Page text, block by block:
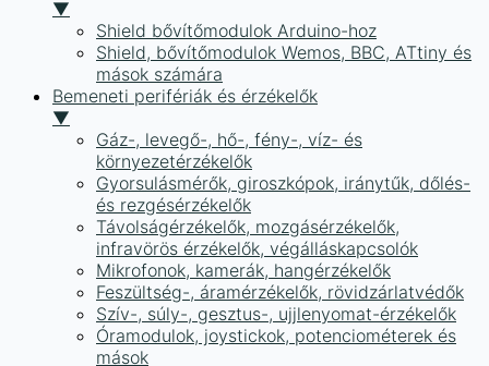
▼
Shield bővítőmodulok Arduino-hoz
Shield, bővítőmodulok Wemos, BBC, ATtiny és
mások számára
Bemeneti perifériák és érzékelők
▼
Gáz-, levegő-, hő-, fény-, víz- és
környezetérzékelők
Gyorsulásmérők, giroszkópok, iránytűk, dőlés-
és rezgésérzékelők
Távolságérzékelők, mozgásérzékelők,
infravörös érzékelők, végálláskapcsolók
Mikrofonok, kamerák, hangérzékelők
Feszültség-, áramérzékelők, rövidzárlatvédők
Szív-, súly-, gesztus-, ujjlenyomat-érzékelők
Óramodulok, joystickok, potenciométerek és
mások